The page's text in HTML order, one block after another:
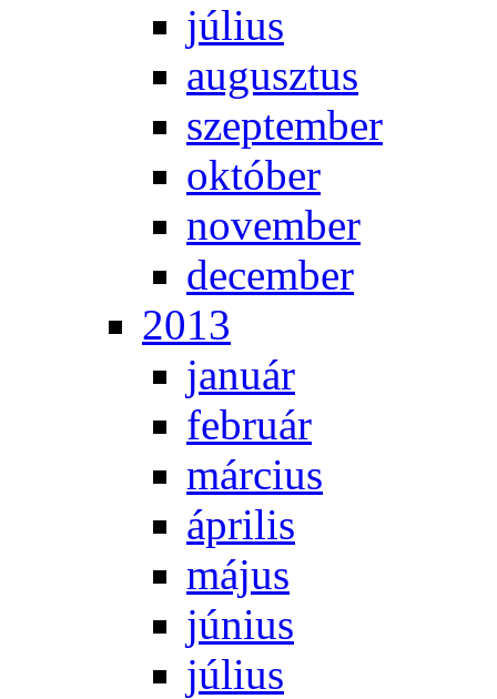
jú­li­us
au­gusz­tus
szep­tem­ber
ok­tó­ber
no­vem­ber
de­cem­ber
2013
ja­nu­ár
feb­ru­ár
már­ci­us
áp­ri­lis
má­jus
jú­ni­us
jú­li­us